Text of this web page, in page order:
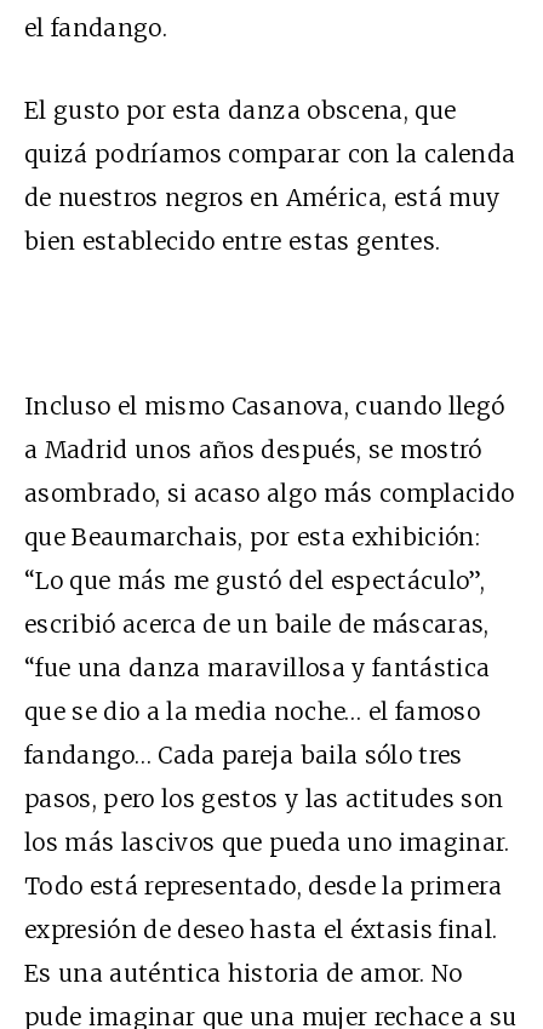
el fandango.
El gusto por esta danza obscena, que
quizá podríamos comparar con la calenda
de nuestros negros en América, está muy
bien establecido entre estas gentes.
Incluso el mismo Casanova, cuando llegó
a Madrid unos años después, se mostró
asombrado, si acaso algo más complacido
que Beaumarchais, por esta exhibición:
“Lo que más me gustó del espectáculo”,
escribió acerca de un baile de máscaras,
“fue una danza maravillosa y fantástica
que se dio a la media noche… el famoso
fandango… Cada pareja baila sólo tres
pasos, pero los gestos y las actitudes son
los más lascivos que pueda uno imaginar.
Todo está representado, desde la primera
expresión de deseo hasta el éxtasis final.
Es una auténtica historia de amor. No
pude imaginar que una mujer rechace a su